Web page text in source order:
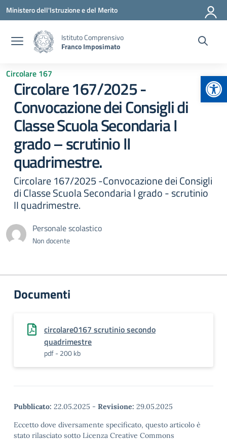
Vai ai contenuti
Vai al menu di navigazione
Vai al footer
Ministero dell'Istruzione e del Merito
Istituto Comprensivo
Franco Imposimato
Circolare 167
Circolare 167/2025 -
Convocazione dei Consigli di
Classe Scuola Secondaria I
grado – scrutinio II
quadrimestre.
Circolare 167/2025 -Convocazione dei Consigli
di Classe Scuola Secondaria I grado - scrutinio
II quadrimestre.
Personale scolastico
Non docente
Documenti
circolare0167 scrutinio secondo
quadrimestre
pdf - 200 kb
Pubblicato: 22.05.2025 - Revisione: 29.05.2025
Eccetto dove diversamente specificato, questo articolo è
stato rilasciato sotto Licenza Creative Commons